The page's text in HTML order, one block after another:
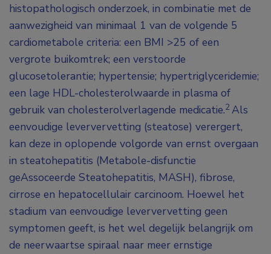
histopathologisch onderzoek, in combinatie met de
aanwezigheid van minimaal 1 van de volgende 5
cardiometabole criteria: een BMI >25 of een
vergrote buikomtrek; een verstoorde
glucosetolerantie; hypertensie; hypertriglyceridemie;
een lage HDL-cholesterolwaarde in plasma of
gebruik van cholesterolverlagende medicatie.2Als
eenvoudige leververvetting (steatose) verergert,
kan deze in oplopende volgorde van ernst overgaan
in steatohepatitis (Metabole-disfunctie
geAssoceerde Steatohepatitis, MASH), fibrose,
cirrose en hepatocellulair carcinoom. Hoewel het
stadium van eenvoudige leververvetting geen
symptomen geeft, is het wel degelijk belangrijk om
de neerwaartse spiraal naar meer ernstige